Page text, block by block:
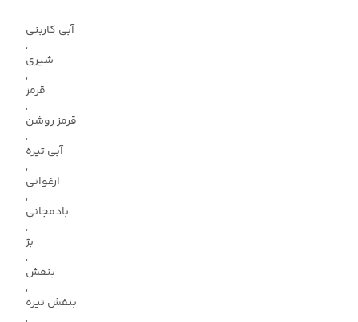
آبی کاربنی
,
شیری
,
قرمز
,
قرمز روشن
,
آبی تیره
,
ارغوانی
,
بادمجانی
,
بژ
,
بنفش
,
بنفش تیره
,